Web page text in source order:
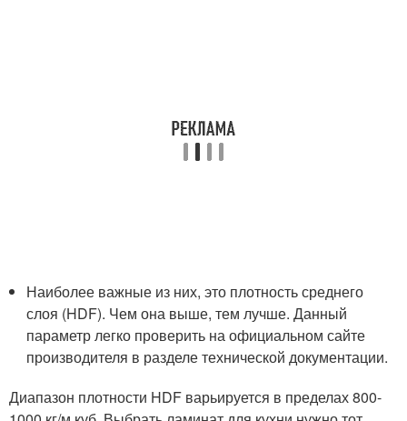
Наиболее важные из них, это плотность среднего
слоя (HDF). Чем она выше, тем лучше. Данный
параметр легко проверить на официальном сайте
производителя в разделе технической документации.
Диапазон плотности HDF варьируется в пределах 800-